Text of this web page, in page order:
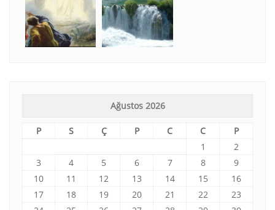
Ağustos 2026
P S Ç P C C
P
1
2
3
4 5 6 7 8
9
10
11 12 13 14 15
16
17
18 19 20 21 22
23